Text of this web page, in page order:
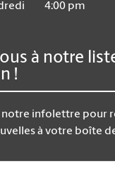
4:00 pm
à notre
!
notre infolettre pour
à votre boîte